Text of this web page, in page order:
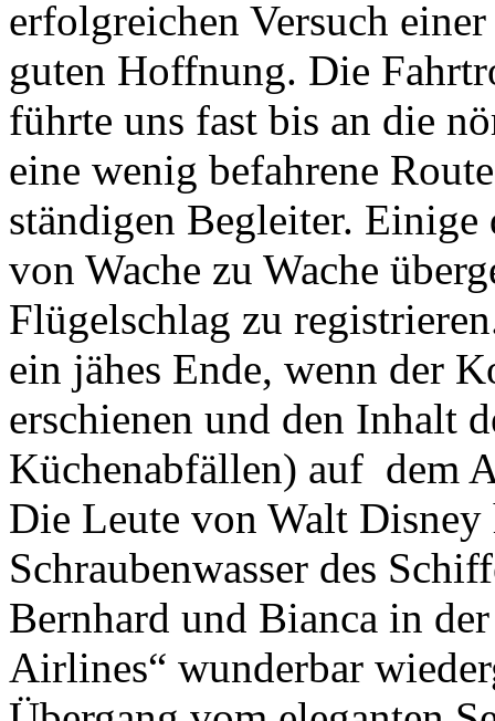
erfolgreichen Versuch
guten Hoffnung. Die
führte uns fast bis an die
eine wenig befahrene
ständigen Begleiter. Einige
von Wache zu Wache
Flügelschlag zu
ein jähes Ende, wenn der
erschienen und den Inhalt
Küchenabfällen) auf dem
Die Leute von Walt
Schraubenwasser des
Bernhard und Bianca in
Airlines“ wunderbar